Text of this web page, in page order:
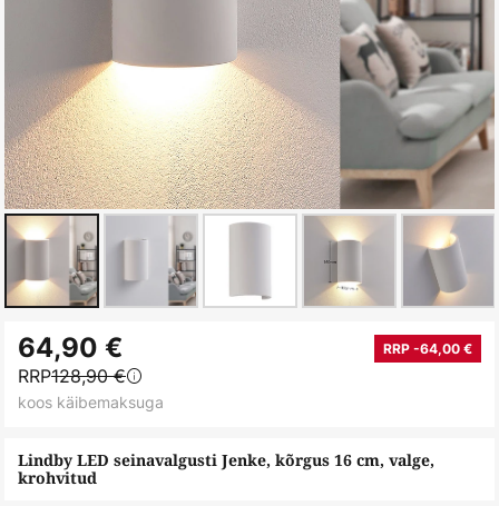
to
the
beginning
the
images
Lindby LED seinavalgusti Jenke, kõrgus 16 cm, valge,
krohvitud
64,90 € RRP -64,00 €
RRP128,90 €
koos käibemaksuga